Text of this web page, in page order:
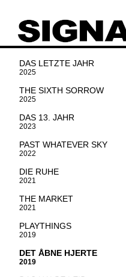
DAS LETZTE JAHR
2025
THE SIXTH SORROW
2025
DAS 13. JAHR
2023
PAST WHATEVER SKY
2022
DIE RUHE
2021
THE MARKET
2021
PLAYTHINGS
2019
DET ÅBNE HJERTE
2019